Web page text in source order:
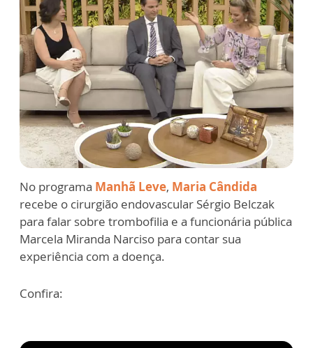
No programa Manhã Leve, Maria Cândida
recebe o cirurgião endovascular Sérgio Belczak
para falar sobre trombofilia e a funcionária pública
Marcela Miranda Narciso para contar sua
experiência com a doença.
Confira: